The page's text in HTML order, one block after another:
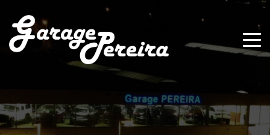
Paramètres avancés des cookies